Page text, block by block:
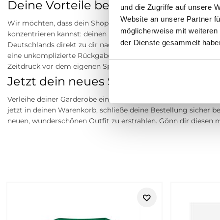
und die Zugriffe auf unsere
Website an unsere Partner
möglicherweise mit
der Dienste gesammelt
Deine Vorteile bei uns: Bequemer
Wir möchten, dass dein Shopping-Erlebnis bei Tara-M so
konzentrieren kannst: deinen neuen Look! Darum
Deutschlands direkt zu dir nach Hause. Du machst dir
eine unkomplizierte Rückgabe innerhalb von 30 Tagen nach
Zeitdruck vor dem eigenen Spiegel anprobieren.
Jetzt dein neues Sommer-Must-
Verleihe deiner Garderobe ein stilvolles Update und
jetzt in deinen Warenkorb, schließe deine Bestellung sicher
neuen, wunderschönen Outfit zu erstrahlen. Gönn dir diesen
Retouren
Damen und Herren, die Wert auf Komfort, Qualität und